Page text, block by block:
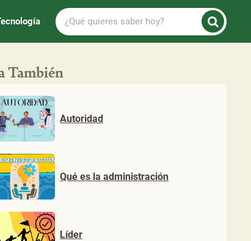
¿Qué
quieres
saber
También
Autoridad
Qué es la administración
Líder